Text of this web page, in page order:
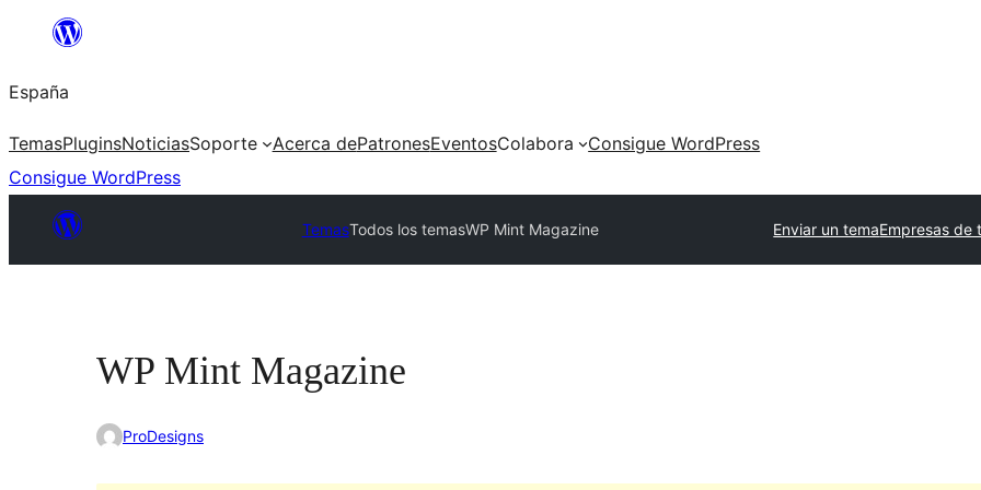
Saltar
contenido
España
TemasPluginsNoticiasSoporte Acerca dePatronesEventosColabora
Consigue WordPress
Consigue WordPress
TemasTodos los temasWP Mint Magazine Enviar un temaEmpresas de
WP Mint Magazine
ProDesigns